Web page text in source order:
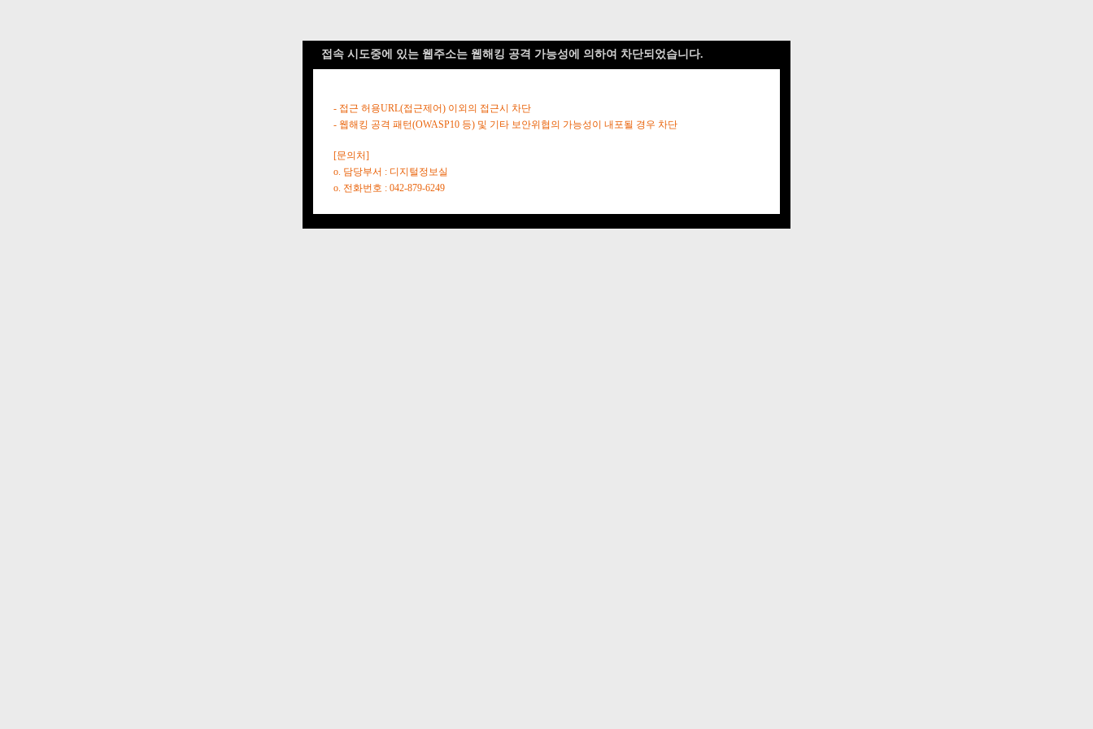
접속 시도중에 있는 웹주소는 웹해킹 공격 가능성에 의하여 차단되었습니다.
- 접근 허용URL(접근제어) 이외의 접근시 차단
- 웹해킹 공격 패턴(OWASP10 등) 및 기타 보안위협의 가능성이 내포될 경우 차단
[문의처]
o. 담당부서 : 디지털정보실
o. 전화번호 : 042-879-6249